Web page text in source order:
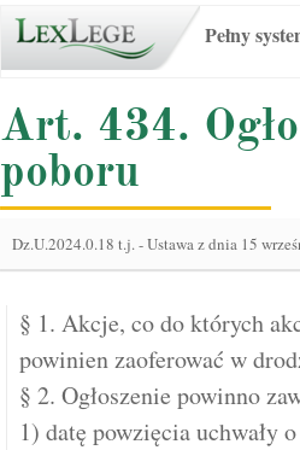
Pełny
Art. 434.
poboru
Dz.U.2024.0.18 t.j.-Ustawa z dnia 15
§ 1. Akcje, co do których
powinien zaoferować w
§ 2. Ogłoszenie powinno
1) datę powzięcia uchwały